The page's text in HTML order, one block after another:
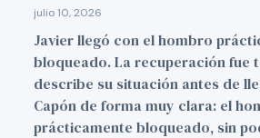
julio 10, 2026
Javier llegó con el hombro
bloqueado. La recuperación fue
describe su situación antes de
Capón de forma muy clara: el
prácticamente bloqueado, sin